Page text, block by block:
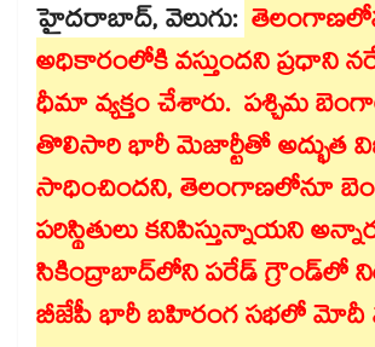
హైదరాబాద్​, వెలుగు:
అధికారంలోకి వస్తుందని ప్రధాని
ధీమా వ్యక్తం చేశారు. పశ్చిమ
తొలిసారి భారీ మెజార్టీతో అద్భుత
సాధించిందని, తెలంగాణలోనూ
పరిస్థితులు కనిపిస్తున్నాయని
సికింద్రాబాద్‌‌‌‌లోని పరేడ్ గ్రౌండ్‌‌‌‌లో
బీజేపీ భారీ బహిరంగ సభలో మోదీ